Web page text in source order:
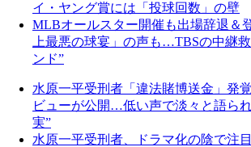
イ・ヤング賞には「投球回数」の壁
MLBオールスター開催も出場辞退＆
上最悪の球宴」の声も…TBSの中継
ンド”
水原一平受刑者「違法賭博送金」発
ビューが公開…低い声で淡々と語ら
実”
水原一平受刑者、ドラマ化の陰で注